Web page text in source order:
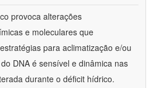
provoca alterações
e moleculares que
para aclimatização e/ou
DNA é sensível e dinâmica nas
durante o déficit hídrico.